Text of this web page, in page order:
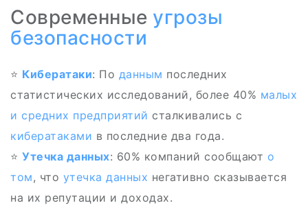
Современные угрозы
безопасности
⭐ Кибератаки: По данным последних
статистических исследований, более 40% малых
и средних предприятий сталкивались с
кибератаками в последние два года.
⭐ Утечка данных: 60% компаний сообщают о
том, что утечка данных негативно сказывается
на их репутации и доходах.